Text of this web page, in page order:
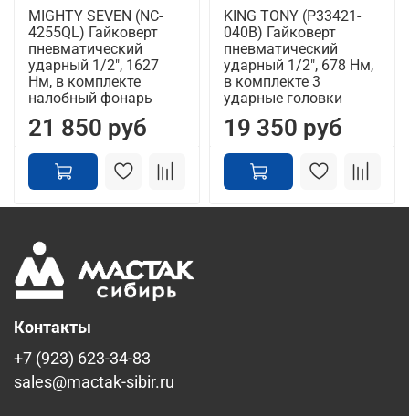
MIGHTY SEVEN (NC-
4255QL) Гайковерт
пневматический
ударный 1/2", 1627
Нм, в комплекте
налобный фонарь
21 850 руб
KING TONY (P33421-
040B) Гайковерт
пневматический
ударный 1/2", 678 Нм,
в комплекте 3
ударные головки
19 350 руб
Контакты
+7 (923) 623-34-83
sales@mactak-sibir.ru